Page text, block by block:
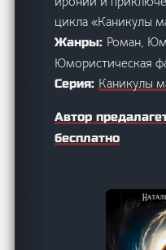
цикла «Каникулы
Жанры: Роман,
Юмористическая
Серия: Каникулы
Автор
бесплатно